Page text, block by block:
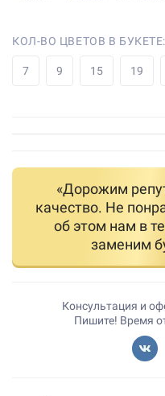
КОЛ-ВО ЦВЕТОВ В БУКЕТЕ:
7 9 15 19
«Дорожим
качество. Не
об этом нам в
заменим
Консультация и
Пишите! Время